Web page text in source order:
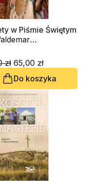
w Piśmie Świętym
zł 65,00 zł
Do koszyka